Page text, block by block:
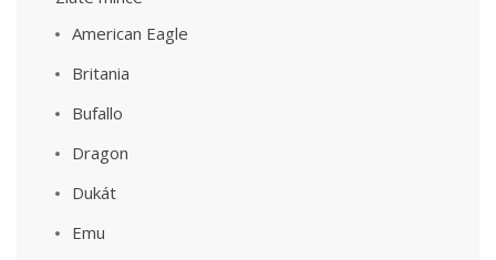
American Eagle
Britania
Bufallo
Dragon
Dukát
Emu